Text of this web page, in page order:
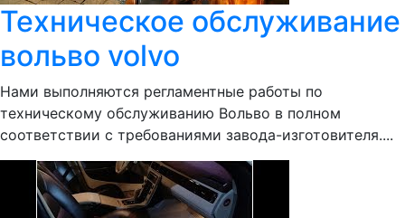
Техническое обслуживание
вольво volvo
Нами выполняются регламентные работы по
техническому обслуживанию Вольво в полном
соответствии с требованиями завода-изготовителя....